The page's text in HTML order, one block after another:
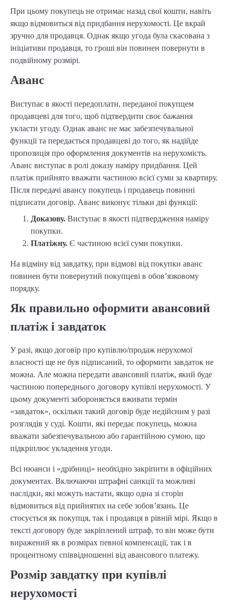
При цьому покупець не отримає назад свої кошти, навіть
якщо відмовиться від придбання нерухомості. Це вкрай
зручно для продавця. Однак якщо угода була скасована з
ініціативи продавця, то гроші він повинен повернути в
подвійному розмірі.
Аванс
Виступає в якості передоплати, переданої покупцем
продавцеві для того, щоб підтвердити своє бажання
укласти угоду. Однак аванс не має забезпечувальної
функції та передається продавцеві до того, як надійде
пропозиція про оформлення документів на нерухомість.
Аванс виступає в ролі доказу наміру придбання. Цей
платіж прийнято вважати частиною всієї суми за квартиру.
Після передачі авансу покупець і продавець повинні
підписати договір. Аванс виконує тільки дві функції:
Доказову. Виступає в якості підтвердження наміру
покупки.
Платіжну. Є частиною всієї суми покупки.
На відміну від завдатку, при відмові від покупки аванс
повинен бути повернутий покупцеві в обов’язковому
порядку.
Як правильно оформити авансовий
платіж і завдаток
У разі, якщо договір про купівлю/продаж нерухомої
власності ще не був підписаний, то оформити завдаток не
можна. Але можна передати авансовий платіж, який буде
частиною попереднього договору купівлі нерухомості. У
цьому документі забороняється вживати термін
«завдаток», оскільки такий договір буде недійсним у разі
розглядів у суді. Кошти, які передає покупець, можна
вважати забезпечувальною або гарантійною сумою, що
підкріплює укладення угоди.
Всі нюанси і «дрібниці» необхідно закріпити в офіційних
документах. Включаючи штрафні санкції та можливі
наслідки, які можуть настати, якщо одна зі сторін
відмовиться від прийнятих на себе зобов’язань. Це
стосується як покупця, так і продавця в рівній мірі. Якщо в
тексті договору буде закріплений штраф, то він може бути
виражений як в розмірах певної компенсації, так і в
процентному співвідношенні від авансового платежу.
Розмір завдатку при купівлі
нерухомості